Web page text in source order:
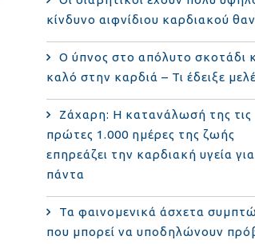
κίνδυνο αιφνίδιου καρδιακού
Ο ύπνος στο απόλυτο σκοτάδι
καλό στην καρδιά – Τι έδειξε
Ζάχαρη: Η κατανάλωσή της τις
πρώτες 1.000 ημέρες της ζωής
επηρεάζει την καρδιακή υγεία για
πάντα
Τα φαινομενικά άσχετα
που μπορεί να υποδηλώνουν